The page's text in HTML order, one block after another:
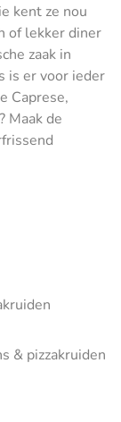
kent ze nou
of lekker diner
zaak in
is er voor ieder
Caprese,
Maak de
& pizzakruiden